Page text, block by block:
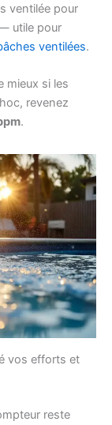
ventilée pour
utile pour
ventilées.
mieux si les
revenez
.
vos efforts et
reste